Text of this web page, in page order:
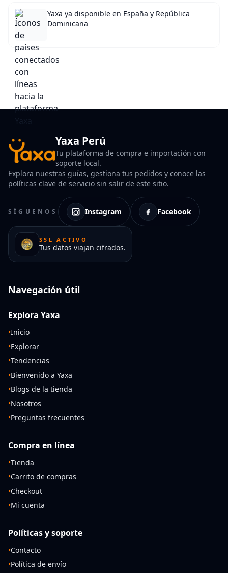
Yaxa ya disponible en España y República
Dominicana
Yaxa Perú
Tu plataforma de compra e importación con
soporte local.
Explora nuestras guías, gestiona tus pedidos y conoce las
políticas clave de servicio sin salir de este sitio.
SÍGUENOS Instagram Facebook
SSL ACTIVO
Tus datos viajan cifrados.
Navegación útil
Explora Yaxa
•Inicio
•Explorar
•Tendencias
•Bienvenido a Yaxa
•Blogs de la tienda
•Nosotros
•Preguntas frecuentes
Compra en línea
•Tienda
•Carrito de compras
•Checkout
•Mi cuenta
Políticas y soporte
•Contacto
•Política de envío